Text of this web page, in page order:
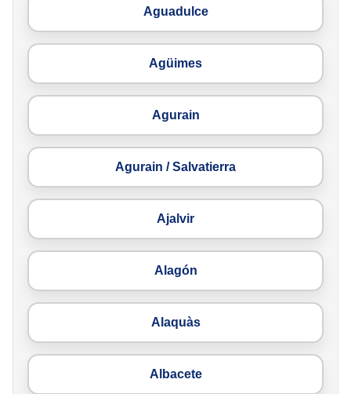
Aguadulce
Agüimes
Agurain
Agurain / Salvatierra
Ajalvir
Alagón
Alaquàs
Albacete